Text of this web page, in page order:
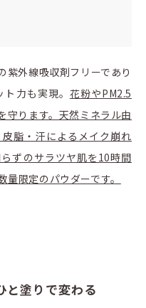
紫外線吸収剤フリーであり
力も実現。 花粉やPM2.5
守ります。天然ミネラル由
脂・汗によるメイク崩れ
ずのサラツヤ肌を10時間
限定のパウダーです。
塗りで変わる